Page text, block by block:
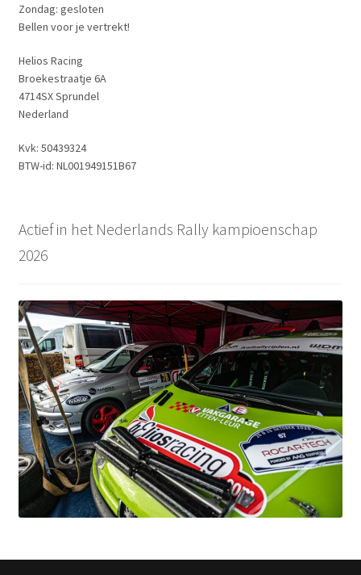
Zondag: gesloten
Bellen voor je vertrekt!
Helios Racing
Broekestraatje 6A
4714SX Sprundel
Nederland
Kvk: 50439324
BTW-id: NL001949151B67
Actief in het Nederlands Rally kampioenschap
2026